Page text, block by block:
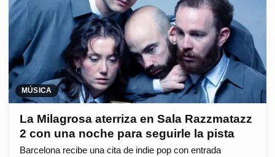
MÚSICA
La Milagrosa aterriza en Sala Razzmatazz
2 con una noche para seguirle la pista
Barcelona recibe una cita de indie pop con entrada